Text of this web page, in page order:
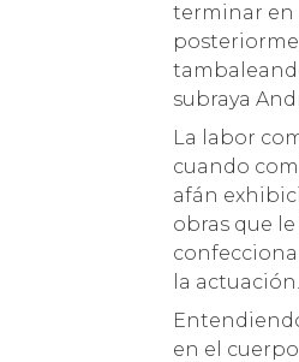
terminar en
subraya
La labor
cuando
afán
obras que
la actuación.
en el